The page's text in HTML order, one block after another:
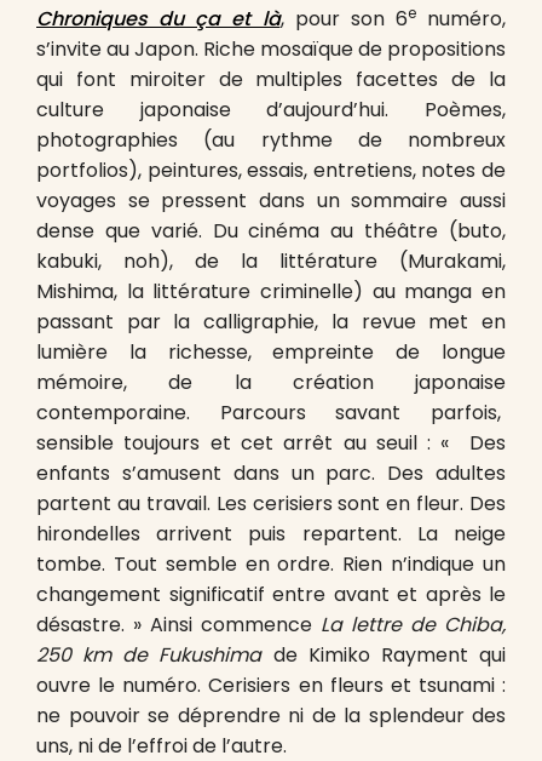
Chroniques du ça et là, pour son 6enuméro,
s’invite au Japon. Riche mosaïque de propositions
qui font miroiter de multiples facettes de la
culture japonaise d’aujourd’hui. Poèmes,
photographies (au rythme de nombreux
portfolios), peintures, essais, entretiens, notes de
voyages se pressent dans un sommaire aussi
dense que varié. Du cinéma au théâtre (buto,
kabuki, noh), de la littérature (Murakami,
Mishima, la littérature criminelle) au manga en
passant par la calligraphie, la revue met en
lumière la richesse, empreinte de longue
mémoire, de la création japonaise
contemporaine. Parcours savant parfois,
sensible toujours et cet arrêt au seuil : « Des
enfants s’amusent dans un parc. Des adultes
partent au travail. Les cerisiers sont en fleur. Des
hirondelles arrivent puis repartent. La neige
tombe. Tout semble en ordre. Rien n’indique un
changement significatif entre avant et après le
désastre. » Ainsi commence La lettre de Chiba,
250 km de Fukushimade Kimiko Rayment qui
ouvre le numéro. Cerisiers en fleurs et tsunami :
ne pouvoir se déprendre ni de la splendeur des
uns, ni de l’effroi de l’autre.